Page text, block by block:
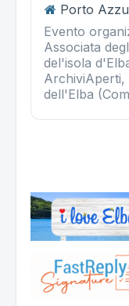
Porto
Evento
Associata
del'isola
ArchiviAperti,
dell'Elba